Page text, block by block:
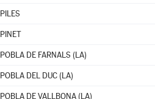
PILES
PINET
POBLA DE FARNALS (LA)
POBLA DEL DUC (LA)
POBLA DE VALLBONA (LA)